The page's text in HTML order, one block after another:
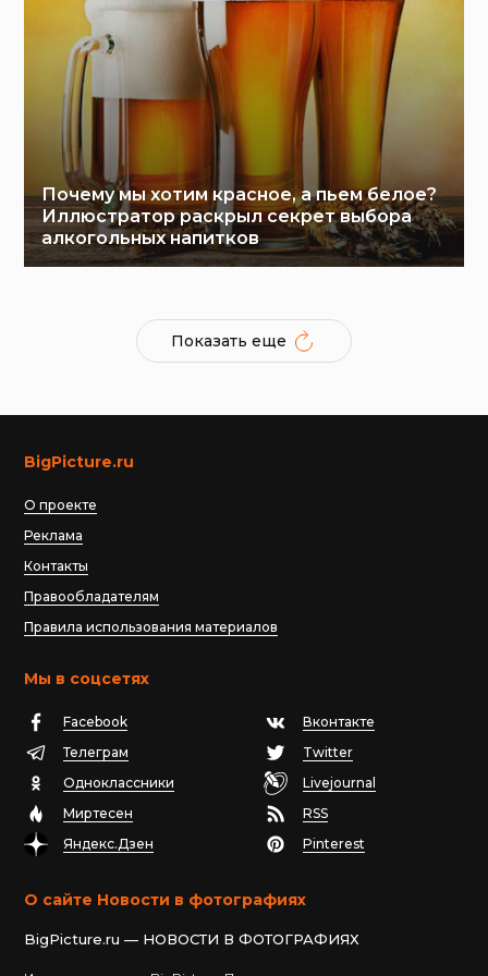
Почему мы хотим красное, а пьем белое?
Иллюстратор раскрыл секрет выбора
алкогольных напитков
Показать еще
BigPicture.ru
О проекте
Реклама
Контакты
Правообладателям
Правила использования материалов
Мы в соцсетях
Facebook
Вконтакте
Телеграм
Twitter
Одноклассники
Livejournal
Миртесен
RSS
Яндекс.Дзен
Pinterest
О сайте Новости в фотографиях
BigPicture.ru — НОВОСТИ В ФОТОГРАФИЯХ